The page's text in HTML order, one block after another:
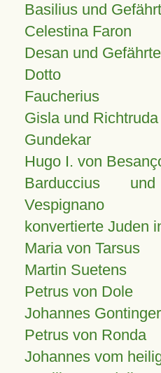
Basilius und
Celestina Faron
Desan und
Dotto
Faucherius
Gisla und Richtruda
Gundekar
Hugo I. von
Barduccius
Vespignano
konvertierte Juden
Maria von Tarsus
Martin Suetens
Petrus von Dole
Johannes Gontinger
Petrus von Ronda
Johannes vom